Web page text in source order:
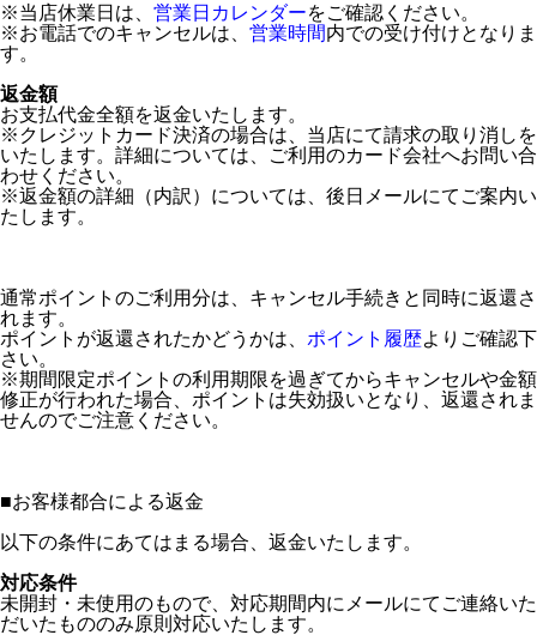
※当店休業日は、 営業日カレンダーをご確認ください。
※お電話でのキャンセルは、 営業時間内での受け付けとなりま
す。
返金額
お支払代金全額を返金いたします。
※クレジットカード決済の場合は、当店にて請求の取り消しを
いたします。詳細については、ご利用のカード会社へお問い合
わせください。
※返金額の詳細（内訳）については、後日メールにてご案内い
たします。
通常ポイントのご利用分は、キャンセル手続きと同時に返還さ
れます。
ポイントが返還されたかどうかは、 ポイント履歴よりご確認下
さい。
※期間限定ポイントの利用期限を過ぎてからキャンセルや金額
修正が行われた場合、ポイントは失効扱いとなり、返還されま
せんのでご注意ください。
■お客様都合による返金
以下の条件にあてはまる場合、返金いたします。
対応条件
未開封・未使用のもので、対応期間内にメールにてご連絡いた
だいたもののみ原則対応いたします。